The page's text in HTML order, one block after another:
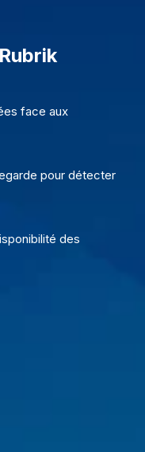
face aux
pour détecter
des